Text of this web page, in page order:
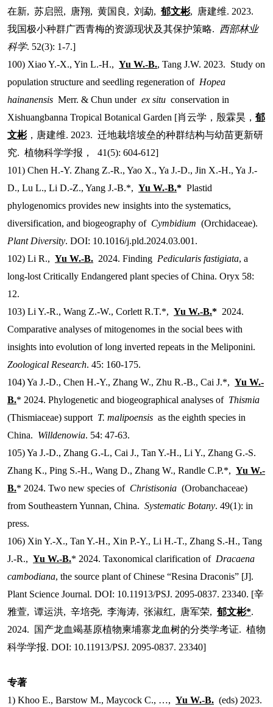
在新, 苏启照, 唐翔, 黄国良 , 刘勐, 郁文彬, 唐建维. 2023.
我国极小种群广西青梅的资源现状及其保护策略.
西部林业
科学. 52(3): 1-7.]
100) Xiao Y.-X., Yin L.-H., Yu W.-B., Tang J.W. 2023. Study on
population structure and seedling regeneration of Hopea
hainanensis Merr. & Chun under ex situ conservation in
Xishuangbanna Tropical Botanical Garden [肖云学，殷霖昊， 郁
文彬，唐建维. 2023. 迁地栽培坡垒的种群结构与幼苗更新研
究. 植物科学学报，
41(5): 604-612]
101) Chen H.-Y. Zhang Z.-R., Yao X., Ya J.-D., Jin X.-H., Ya J.-
D., Lu L., Li D.-Z., Yang J.-B.*, Yu W.-B.* Plastid
phylogenomics provides new insights into the systematics,
diversification, and biogeography of Cymbidium (Orchidaceae).
Plant Diversity. DOI: 10.1016/j.pld.2024.03.001.
102) Li R., Yu W.-B. 2024. Finding Pedicularis fastigiata, a
long-lost Critically Endangered plant species of China. Oryx 58:
12.
103) Li Y.-R., Wang Z.-W., Corlett R.T.*, Yu W.-B.* 2024.
Comparative analyses of mitogenomes in the social bees with
insights into evolution of long inverted repeats in the Meliponini.
Zoological Research. 45: 160-175.
104) Ya J.-D., Chen H.-Y., Zhang W., Zhu R.-B., Cai J.*, Yu W.-
B.* 2024. Phylogenetic and biogeographical analyses of Thismia
(Thismiaceae) support T. malipoensis as the eighth species in
China. Willdenowia. 54: 47-63.
105) Ya J.-D., Zhang G.-L, Cai J., Tan Y.-H., Li Y., Zhang G.-S.
Zhang K., Ping S.-H., Wang D., Zhang W., Randle C.P.*, Yu W.-
B.* 2024. Two new species of Christisonia (Orobanchaceae)
from Southeastern Yunnan, China. Systematic Botany. 49(1): in
press.
106) Xin Y.-X., Tan Y.-H., Xin P.-Y., Li H.-T., Zhang S.-H., Tang
J.-R., Yu W.-B.* 2024. Taxonomical clarification of Dracaena
cambodiana, the source plant of Chinese “Resina Draconis” [J].
Plant Science Journal. DOI: 10.11913/PSJ. 2095-0837. 23340. [辛
雅萱, 谭运洪, 辛培尧, 李海涛, 张淑红, 唐军荣, 郁文彬*.
2024.
国产龙血竭基原植物柬埔寨龙血树的分类学考证. 植物
科学学报. DOI: 10.11913/PSJ. 2095-0837. 23340]
专著
1) Khoo E., Barstow M., Maycock C., …, Yu W.-B. (eds) 2023.